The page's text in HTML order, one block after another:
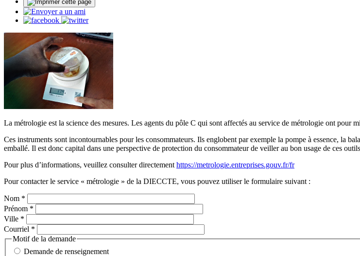
La métrologie est la science des mesures. Les agents du pôle C qui sont affectés au service de métrologie ont pour
Ces instruments sont incontournables pour les consommateurs. Ils englobent par exemple la pompe à essence, la
emballé. Il est donc capital dans une perspective de protection du consommateur de veiller au bon usage de ces
Pour plus d’informations, veuillez consulter directement https://metrologie.entreprises.gouv.fr/fr
Pour contacter le service « métrologie » de la DIECCTE, vous pouvez utiliser le formulaire suivant :
Nom *
Prénom *
Ville *
Courriel *
Motif de la demande
Demande de renseignement